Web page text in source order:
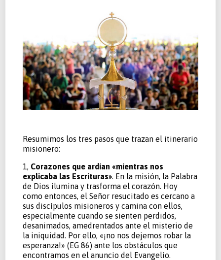
Resumimos los tres pasos que trazan el itinerario
misionero:
1, Corazones que ardían «mientras nos
explicaba las Escrituras». En la misión, la Palabra
de Dios ilumina y trasforma el corazón. Hoy
como entonces, el Señor resucitado es cercano a
sus discípulos misioneros y camina con ellos,
especialmente cuando se sienten perdidos,
desanimados, amedrentados ante el misterio de
la iniquidad. Por ello, «¡no nos dejemos robar la
esperanza!» (EG 86) ante los obstáculos que
encontramos en el anuncio del Evangelio.